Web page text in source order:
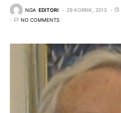
NGA EDITORI 29 KORRIK, 2013
NO COMMENTS